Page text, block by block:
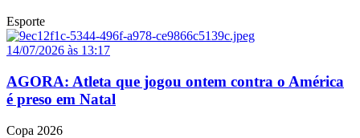
Esporte
14/07/2026 às 13:17
AGORA: Atleta que jogou ontem contra o América
é preso em Natal
Copa 2026